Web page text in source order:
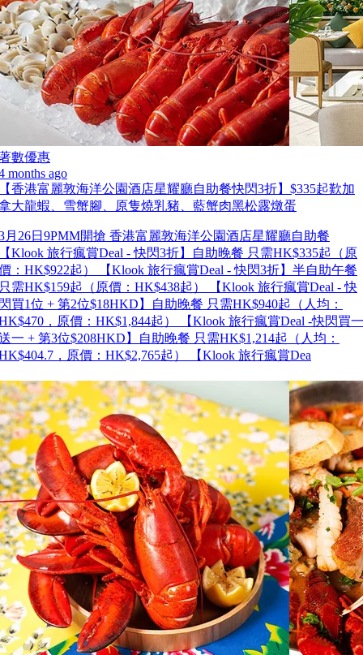
數優惠
months ago
香港富麗敦海洋公園酒店星耀廳自助餐快閃3折】$335起歎加
大龍蝦、雪蟹腳、原隻燒乳豬、藍蟹肉黑松露燉蛋
月26日9PMM開搶 香港富麗敦海洋公園酒店星耀廳自助餐
Klook 旅行瘋賞Deal - 快閃3折】自助晚餐 只需HK$335起（原
：HK$922起） 【Klook 旅行瘋賞Deal - 快閃3折】半自助午餐
需HK$159起（原價：HK$438起） 【Klook 旅行瘋賞Deal - 快
買1位 + 第2位$18HKD】自助晚餐 只需HK$940起（人均：
，原價：HK$1,844起） 【Klook 旅行瘋賞Deal -快閃買一
一 + 第3位$208HKD】自助晚餐 只需HK$1,214起（人均：
，原價：HK$2,765起） 【Klook 旅行瘋賞Dea